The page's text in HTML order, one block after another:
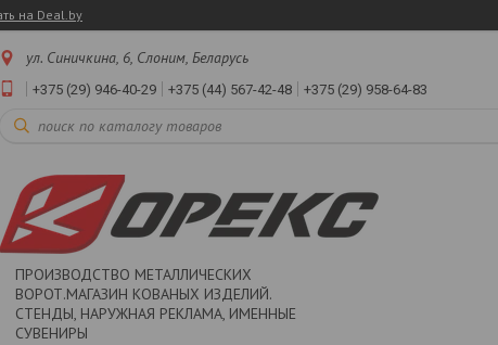
на Deal.by
ул. Синичкина, 6, Слоним, Беларусь
+375 (29) 946-40-29 +375 (44) 567-42-48 +375 (29) 958-64-83
ПРОИЗВОДСТВО МЕТАЛЛИЧЕСКИХ
ВОРОТ.МАГАЗИН КОВАНЫХ ИЗДЕЛИЙ.
СТЕНДЫ, НАРУЖНАЯ РЕКЛАМА, ИМЕННЫЕ
СУВЕНИРЫ